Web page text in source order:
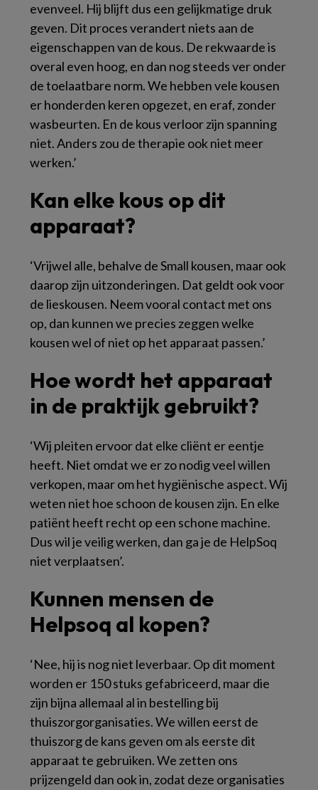
evenveel. Hij blijft dus een gelijkmatige druk
geven. Dit proces verandert niets aan de
eigenschappen van de kous. De rekwaarde is
overal even hoog, en dan nog steeds ver onder
de toelaatbare norm. We hebben vele kousen
er honderden keren opgezet, en eraf, zonder
wasbeurten. En de kous verloor zijn spanning
niet. Anders zou de therapie ook niet meer
werken.’
Kan elke kous op dit
apparaat?
‘Vrijwel alle, behalve de Small kousen, maar ook
daarop zijn uitzonderingen. Dat geldt ook voor
de lieskousen. Neem vooral contact met ons
op, dan kunnen we precies zeggen welke
kousen wel of niet op het apparaat passen.’
Hoe wordt het apparaat
in de praktijk gebruikt?
‘Wij pleiten ervoor dat elke cliënt er eentje
heeft. Niet omdat we er zo nodig veel willen
verkopen, maar om het hygiënische aspect. Wij
weten niet hoe schoon de kousen zijn. En elke
patiënt heeft recht op een schone machine.
Dus wil je veilig werken, dan ga je de HelpSoq
niet verplaatsen’.
Kunnen mensen de
Helpsoq al kopen?
‘Nee, hij is nog niet leverbaar. Op dit moment
worden er 150 stuks gefabriceerd, maar die
zijn bijna allemaal al in bestelling bij
thuiszorgorganisaties. We willen eerst de
thuiszorg de kans geven om als eerste dit
apparaat te gebruiken. We zetten ons
prijzengeld dan ook in, zodat deze organisaties